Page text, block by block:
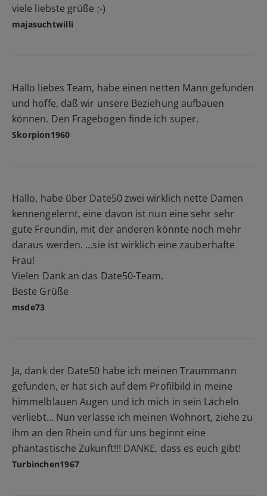
viele liebste grüße ;-)
majasuchtwilli
Hallo liebes Team, habe einen netten Mann gefunden
und hoffe, daß wir unsere Beziehung aufbauen
können. Den Fragebogen finde ich super.
Skorpion1960
Hallo, habe über Date50 zwei wirklich nette Damen
kennengelernt, eine davon ist nun eine sehr sehr
gute Freundin, mit der anderen könnte noch mehr
daraus werden. ...sie ist wirklich eine zauberhafte
Frau!
Vielen Dank an das Date50-Team.
Beste Grüße
msde73
Ja, dank der Date50 habe ich meinen Traummann
gefunden, er hat sich auf dem Profilbild in meine
himmelblauen Augen und ich mich in sein Lächeln
verliebt... Nun verlasse ich meinen Wohnort, ziehe zu
ihm an den Rhein und für uns beginnt eine
phantastische Zukunft!!! DANKE, dass es euch gibt!
Turbinchen1967